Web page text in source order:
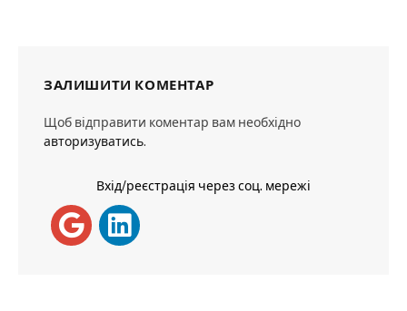
ЗАЛИШИТИ КОМЕНТАР
Щоб відправити коментар вам необхідно
авторизуватись.
Вхід/реєстрація через соц. мережі